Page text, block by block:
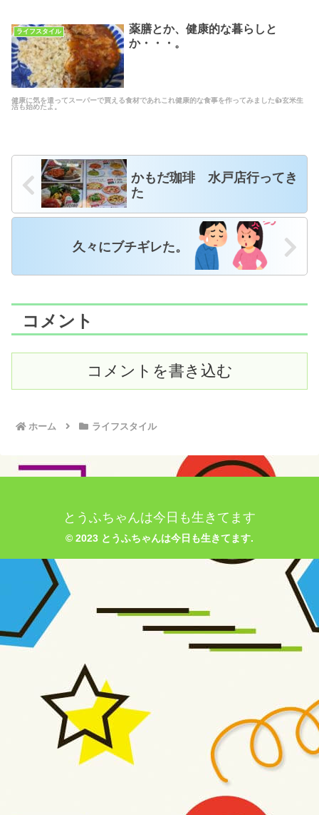
ライフスタイル
薬膳とか、健康的な暮らしと
か・・・。
健康に気を遣ってスーパーで買える食材であれこれ健康的な食事を作ってみました👍玄米生
活も始めたよ。
かもだ珈琲 水戸店行ってき
た
久々にブチギレた。
コメント
コメントを書き込む
ホーム ライフスタイル
とうふちゃんは今日も生きてます
© 2023 とうふちゃんは今日も生きてます.